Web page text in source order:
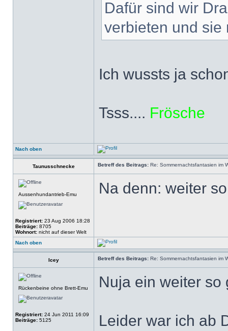
Dafür sind wir
verbieten und sie
Ich wussts ja
Tsss.... Frösche
Nach oben
Taunusschnecke Betreff des Beitrags: Re: Sommernachtsfantasien im
Aussenhundantrieb-Emu
Registriert: 23 Aug 2006 18:28
Beiträge: 8705
Wohnort: nicht auf dieser Welt
Na denn: weiter
Nach oben
Icey Betreff des Beitrags: Re: Sommernachtsfantasien im
Rückenbeine ohne Brett-Emu
Registriert: 24 Jun 2011 16:09
Beiträge: 5125
Nuja ein weiter so
Leider war ich ab